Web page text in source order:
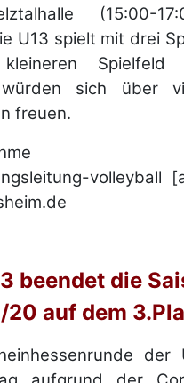
(15:00-
U13 spielt mit drei
würden sich über
freuen.
volleyball
beendet die
20 auf dem
der